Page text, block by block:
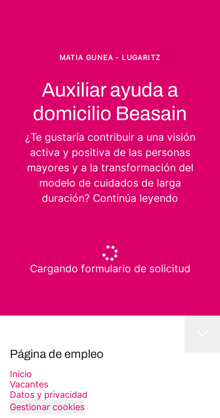
MATIA GUNEA - LUGARITZ
Auxiliar ayuda a
domicilio Beasain
¿Te gustaría contribuir a una visión
activa y positiva de las personas
mayores y a la transformación del
modelo de cuidados de larga
duración? Continúa leyendo
Cargando formulario de solicitud
Página de empleo
Inicio
Vacantes
Datos y privacidad
Gestionar cookies